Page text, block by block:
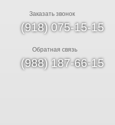
Заказать звонок
(918) 075-15-15
Обратная связь
(988) 187-66-15